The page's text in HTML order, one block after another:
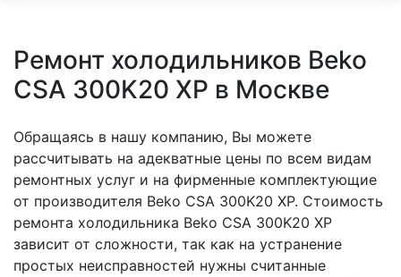
Ремонт холодильников Beko
CSA 300K20 XP в Москве
Обращаясь в нашу компанию, Вы можете
рассчитывать на адекватные цены по всем видам
ремонтных услуг и на фирменные комплектующие
от производителя Beko CSA 300K20 XP. Стоимость
ремонта холодильника Beko CSA 300K20 XP
зависит от сложности, так как на устранение
простых неисправностей нужны считанные